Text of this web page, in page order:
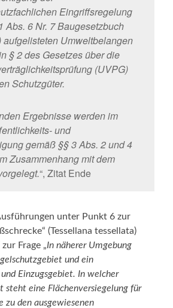
Eingriffsregelung
Abs. 6 Nr. 7 Baugesetzbuch
aufgelisteten Umweltbelangen
§ 2 des Gesetzes über die
(UVPG)
Schutzgüter.
Ergebnisse werden im
und
gemäß §§ 3 Abs. 2 und 4
Zusammenhang mit dem
“, Zitat Ende
unter Punkt 6 zur
(Tessellana tessellata)
Frage „In näherer Umgebung
und ein
Einzugsgebiet. In welcher
steht eine Flächenversiegelung für
zu den ausgewiesenen